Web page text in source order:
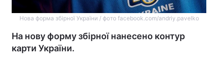
Нова форма збірної України / фото facebook.com/andriy.pavelko
На нову форму збірної нанесено контур
карти України.